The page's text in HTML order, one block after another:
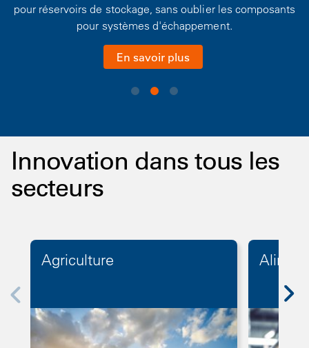
pour réservoirs de stockage, sans oublier les composants
pour systèmes d'échappement.
En savoir plus
Innovation dans tous les
secteurs
Agriculture